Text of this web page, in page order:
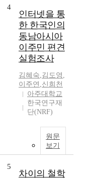
4
인터넷을 통
한 한국인의
동남아시아
이주민 편견
실험조사
김혜숙,김도영 ,
이주연 ,신희천
아주대학교
한국연구재
단(NRF)
원문
보기
5
차이의 철학